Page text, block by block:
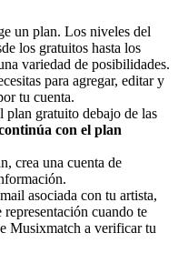
un plan. Los niveles del
los gratuitos hasta los
variedad de posibilidades.
para agregar, editar y
tu cuenta.
plan gratuito debajo de las
con el plan
crea una cuenta de
asociada con tu artista,
cuando te
Musixmatch a verificar tu